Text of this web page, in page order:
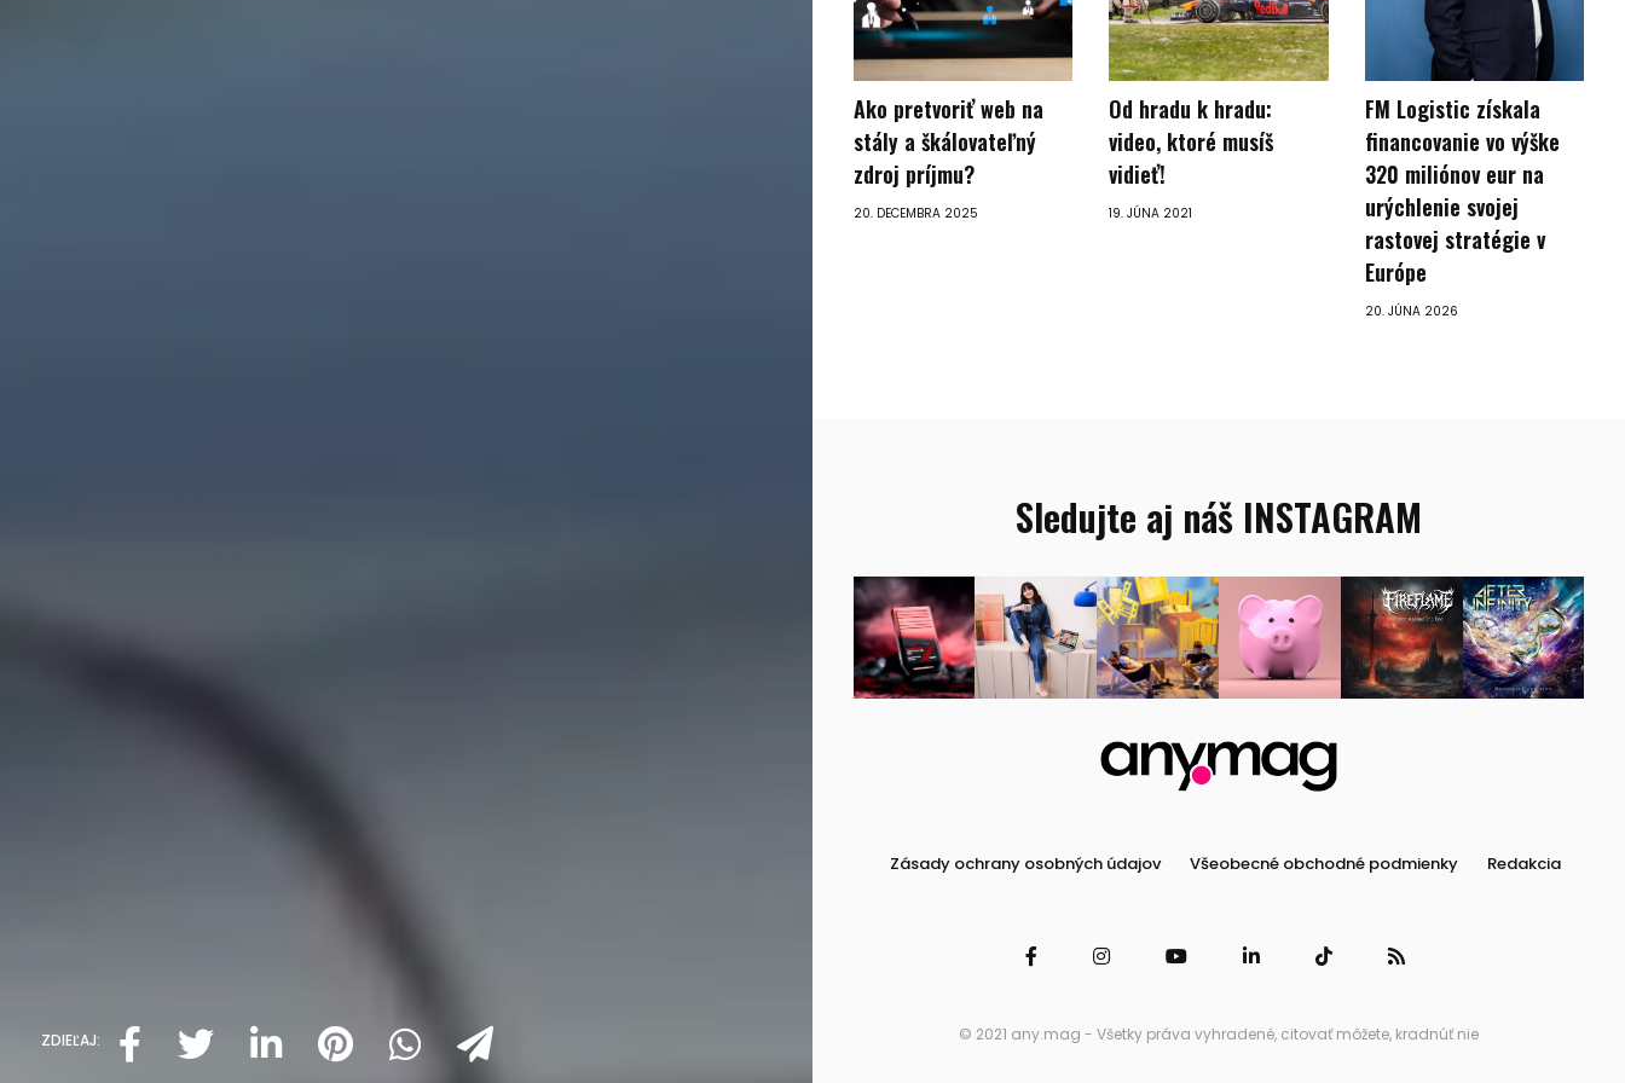
ZDIEĽAJ:
Ako pretvoriť web na
stály a škálovateľný
zdroj príjmu?
20. DECEMBRA 2025
Od hradu k hradu:
video, ktoré musíš
vidieť!
19. JÚNA 2021
FM Logistic získala
financovanie vo výške
320 miliónov eur na
urýchlenie svojej
rastovej stratégie v
Európe
20. JÚNA 2026
Sledujte aj náš INSTAGRAM
Zásady ochrany osobných údajov Všeobecné obchodné podmienky Redakcia
© 2021 any.mag - Všetky práva vyhradené, citovať môžete, kradnúť nie